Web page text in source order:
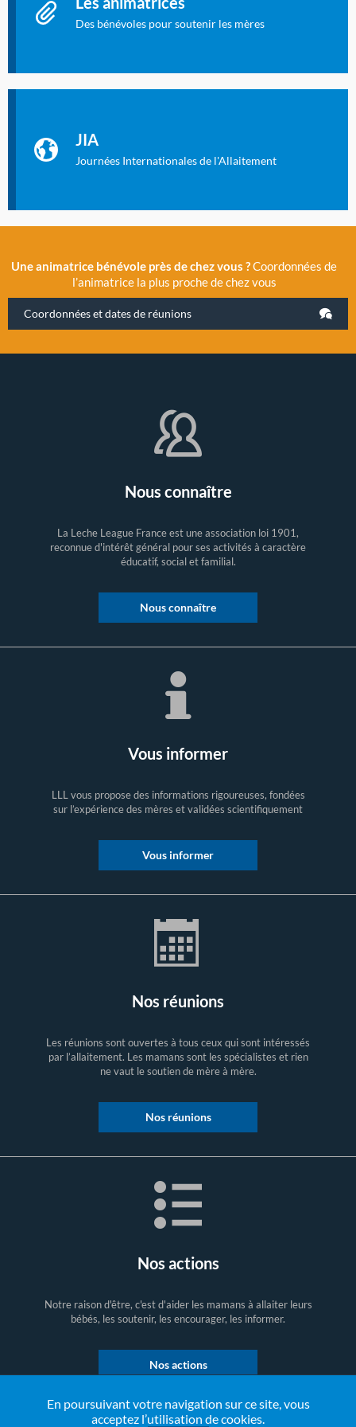
En poursuivant votre navigation sur ce site, vous
acceptez l’utilisation de cookies.
Des bénévoles pour soutenir les mères
JIA
Journées Internationales de l'Allaitement
2019 la 11e Journée Internationale de l’Allaitement, un
évènement exceptionnel organisé par LLL France.
Une animatrice bénévole près de chez vous ?Coordonnées de
l’animatrice la plus proche de chez vous
Coordonnées et dates de réunions
Nous connaître
La Leche League France est une association loi 1901,
reconnue d'intérêt général pour ses activités à caractère
éducatif, social et familial.
Nous connaître
Vous informer
LLL vous propose des informations rigoureuses, fondées
sur l’expérience des mères et validées scientifiquement
Vous informer
Nos réunions
Les réunions sont ouvertes à tous ceux qui sont intéressés
par l’allaitement. Les mamans sont les spécialistes et rien
ne vaut le soutien de mère à mère.
Nos réunions
Nos actions
Notre raison d'être, c'est d'aider les mamans à allaiter leurs
bébés, les soutenir, les encourager, les informer.
Nos actions